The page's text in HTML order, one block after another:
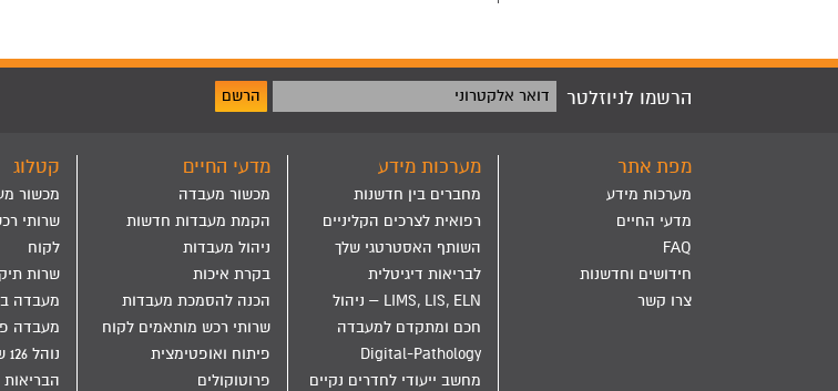
הרשמו לניוזלטר דואר אלקטרוני הרשם
מפת אתר
מערכות מידע
מדעי החיים
FAQ
חידושים וחדשנות
צרו קשר
מערכות מידע
מחברים בין חדשנות
רפואית לצרכים הקליניים
השותף האסטרטגי שלך
לבריאות דיגיטלית
LIMS, LIS, ELN – ניהול
חכם ומתקדם למעבדה
Digital-Pathology
מחשב ייעודי לחדרים נקיים
מדעי החיים
מכשור מעבדה
הקמת מעבדות חדשות
ניהול מעבדות
בקרת איכות
הכנה להסמכת מעבדות
שרותי רכש מותאמים לקוח
פיתוח ואופטימצית
פרוטוקולים
קטלוג
מכשור
שרותי
לקוח
שרות
מעבדה
מעבדה
הבריאות